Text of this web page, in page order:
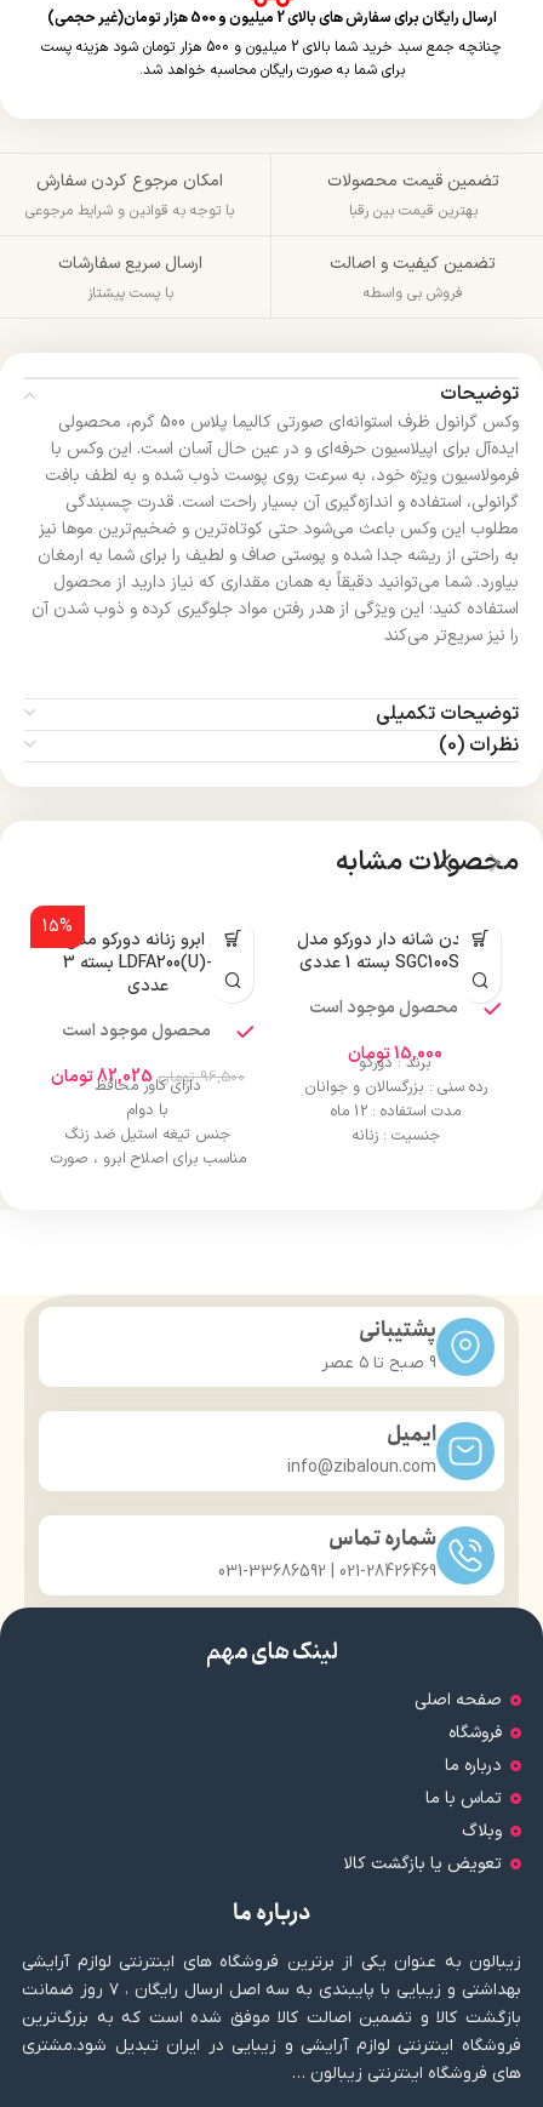
ارسال رایگان برای سفارش های بالای 2 میلیون و 500 هزار تومان(غیر حجمی)
چنانچه جمع سبد خرید شما بالای 2 میلیون و 500 هزار تومان شود هزینه پست
برای شما به صورت رایگان محاسبه خواهد شد.
تضمین قیمت محصولات
بهترین قیمت بین رقبا
امکان مرجوع کردن سفارش
با توجه به قوانین و شرایط مرجوعی
تضمین کیفیت و اصالت
فروش بی واسطه
ارسال سریع سفارشات
با پست پیشتاز
توضیحات
وکس گرانول ظرف استوانه‌ای صورتی کالیما پلاس 500 گرم، محصولی
ایده‌آل برای اپیلاسیون حرفه‌ای و در عین حال آسان است. این وکس با
فرمولاسیون ویژه خود، به سرعت روی پوست ذوب شده و به لطف بافت
گرانولی، استفاده و اندازه‌گیری آن بسیار راحت است. قدرت چسبندگی
مطلوب این وکس باعث می‌شود حتی کوتاه‌ترین و ضخیم‌ترین موها نیز
به راحتی از ریشه جدا شده و پوستی صاف و لطیف را برای شما به ارمغان
بیاورد. شما می‌توانید دقیقاً به همان مقداری که نیاز دارید از محصول
استفاده کنید؛ این ویژگی از هدر رفتن مواد جلوگیری کرده و ذوب شدن آن
را نیز سریع‌تر می‌کند
توضیحات تکمیلی
نظرات (0)
محصولات مشابه
تیغ بدن شانه دار دورکو مدل
SGC100SB-1P بسته 1 عددی
محصول موجود است
15,000تومان
برند : دورکو
رده سنی : بزرگسالان و جوانان
مدت استفاده : 12 ماه
جنسیت : زنانه
15%
تیغ ابرو زنانه دورکو مدل
LDFA200(U)-3B بسته 3
عددی
محصول موجود است
96,500 تومان 82,025توماندارای کاور محافظ
با دوام
جنس تیغه استیل ضد زنگ
مناسب برای اصلاح ابرو ، صورت
پشتیبانی
9 صبح تا ۵ عصر
ایمیل
info@zibaloun.com
شماره تماس
021-28426469 | 031-33686592
لینک های مهم
صفحه اصلی
فروشگاه
درباره ما
تماس با ما
وبلاگ
تعویض یا بازگشت کالا
درباره ما
زیبالون به عنوان یکی از برترین فروشگاه های اینترنتی لوازم آرایشی
بهداشتی و زیبایی با پایبندی به سه اصل ارسال رایگان ، ۷ روز ضمانت
بازگشت کالا و تضمین اصالت کالا موفق شده است که به بزرگ‌ترین
فروشگاه اینترنتی لوازم آرایشی و زیبایی در ایران تبدیل شود.مشتری
های فروشگاه اینترنتی زیبالون …